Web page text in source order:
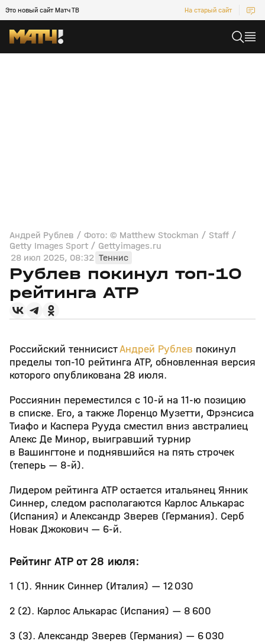
Это новый сайт Матч ТВ На старый сайт
Андрей Рублев / Фото: © Matthew Stockman / Staff /
Getty Images Sport / Gettyimages.ru
28 июл 2025, 08:32 Теннис
Рублев покинул топ‑10
рейтинга ATP
Российский теннисистАндрей Рублев покинул
пределы топ‑10 рейтинга ATP, обновленная версия
которого опубликована 28 июля.
Россиянин переместился с 10‑й на 11‑ю позицию
в списке. Его, а также Лоренцо Музетти, Фрэнсиса
Тиафо и Каспера Рууда сместил вниз австралиец
Алекс Де Минор, выигравший турнир
в Вашингтоне и поднявшийся на пять строчек
(теперь — 8‑й).
Лидером рейтинга ATP остается итальянец Янник
Синнер, следом располагаются Карлос Алькарас
(Испания) и Александр Зверев (Германия). Серб
Новак Джокович — 6‑й.
Рейтинг ATP от 28 июля:
1 (1). Янник Синнер (Италия) — 12 030
2 (2). Карлос Алькарас (Испания) — 8 600
3 (3). Александр Зверев (Германия) — 6 030